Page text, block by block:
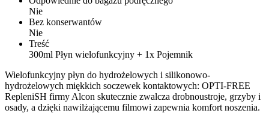
Nie
Bez konserwantów
Nie
Treść
300ml Płyn wielofunkcyjny + 1x Pojemnik
Wielofunkcyjny płyn do hydrożelowych i silikonowo-
hydrożelowych miękkich soczewek kontaktowych: OPTI-FREE
RepleniSH firmy Alcon skutecznie zwalcza drobnoustroje, grzyby i
osady, a dzięki nawilżającemu filmowi zapewnia komfort noszenia.